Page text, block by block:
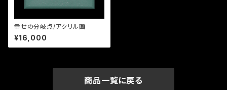
幸せの分岐点/アクリル画
¥16,000
商品一覧に戻る